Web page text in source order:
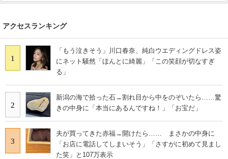
アクセスランキング
1
「もう泣きそう」川口春奈、純白ウエディングドレス姿
にネット騒然「ほんとに綺麗」「この笑顔が切なすぎ
る」
2
新潟の海で拾った石→割れ目から中をのぞいたら……驚
きの中身に「本当にあるんですね！」「お宝だ」
3
夫が買ってきた赤福→開けたら…… まさかの中身に
「お店に電話してしまいそう」「さすがに初めて見まし
た笑」と107万表示